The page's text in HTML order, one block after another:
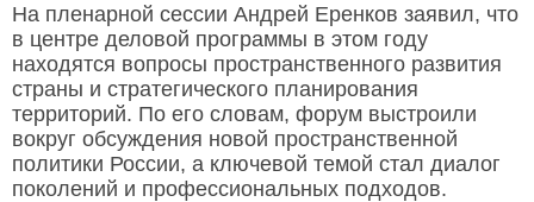
На пленарной сессии Андрей Еренков заявил, что
в центре деловой программы в этом году
находятся вопросы пространственного развития
страны и стратегического планирования
территорий. По его словам, форум выстроили
вокруг обсуждения новой пространственной
политики России, а ключевой темой стал диалог
поколений и профессиональных подходов.